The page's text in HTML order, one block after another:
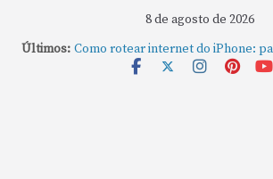
8 de agosto de 2026
Últimos: Como rotear internet do iPhone:
compartilhar a conexão